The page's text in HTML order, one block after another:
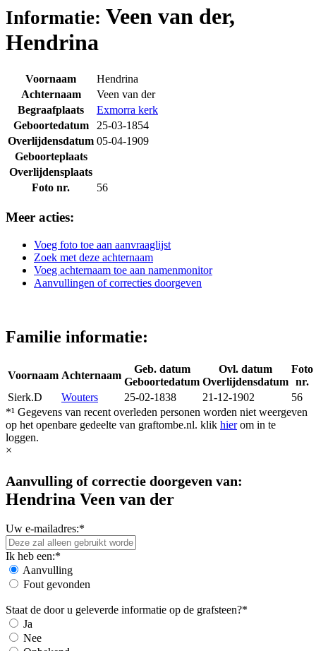
Informatie: Veen van der,
Hendrina
Voornaam
Hendrina
Achternaam
Veen van der
Begraafplaats
Exmorra kerk
Geboortedatum
25-03-1854
Overlijdensdatum 05-04-1909
Geboorteplaats
Overlijdensplaats
Foto nr.
56
Meer acties:
Voeg foto toe aan aanvraaglijst
Zoek met deze achternaam
Voeg achternaam toe aan namenmonitor
Aanvullingen of correcties doorgeven
Familie informatie:
Voornaam Achternaam
Geb. datum
Geboortedatum
Ovl. datum
Overlijdensdatum
Foto
nr.
Sierk.D
Wouters 25-02-1838 21-12-1902
56
*¹ Gegevens van recent overleden personen worden niet weergeven
op het openbare gedeelte van graftombe.nl. klik hierom in te
loggen.
×
Aanvulling of correctie doorgeven van:
Hendrina Veen van der
Uw e-mailadres:*
Ik heb een:*
Aanvulling
Fout gevonden
Staat de door u geleverde informatie op de grafsteen?*
Ja
Nee